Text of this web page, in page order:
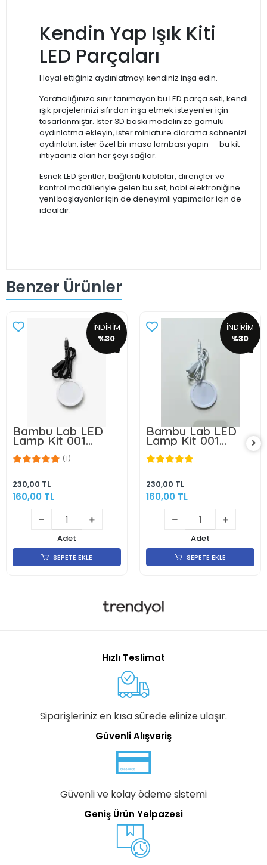
Kendin Yap Işık Kiti
LED Parçaları
Hayal ettiğiniz aydınlatmayı kendiniz inşa edin.
Yaratıcılığınıza sınır tanımayan bu LED parça seti, kendi
ışık projelerinizi sıfırdan inşa etmek isteyenler için
tasarlanmıştır. İster 3D baskı modelinize gömülü
aydınlatma ekleyin, ister miniature diorama sahnenizi
aydınlatın, ister özel bir masa lambası yapın — bu kit
ihtiyacınız olan her şeyi sağlar.
Esnek LED şeritler, bağlantı kablolar, dirençler ve
kontrol modülleriyle gelen bu set, hobi elektroniğine
yeni başlayanlar için de deneyimli yapımcılar için de
idealdir.
Benzer Ürünler
İNDİRİM
%30
Bambu Lab LED
Lamp Kit 001
Uyumlu 3D Baskı
LED Lamba Kiti 5v
6Ledli
(1)
230,00 TL
160,00 TL
Adet
SEPETE EKLE
İNDİRİM
%30
Bambu Lab LED
Lamp Kit 001
Uyumlu 3D Baskı
LED Lamba Kiti 5v
6Ledli
230,00 TL
160,00 TL
Adet
SEPETE EKLE
Hızlı Teslimat
Siparişleriniz en kısa sürede elinize ulaşır.
Güvenli Alışveriş
Güvenli ve kolay ödeme sistemi
Geniş Ürün Yelpazesi